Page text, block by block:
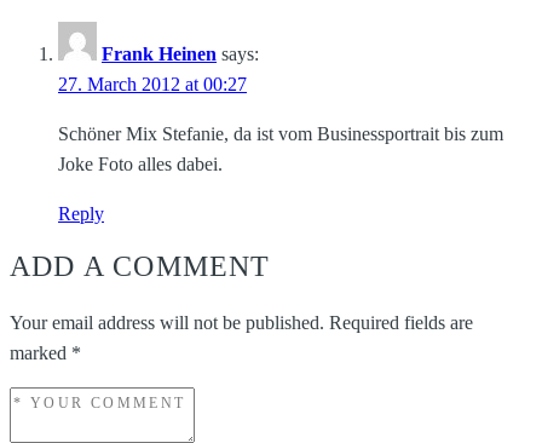
Frank Heinen says:
27. March 2012 at 00:27
Schöner Mix Stefanie, da ist vom Businessportrait bis zum
Joke Foto alles dabei.
Reply
ADD A COMMENT
Your email address will not be published. Required fields are
marked *